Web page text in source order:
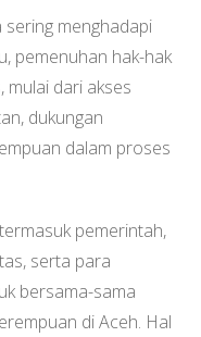
menghadapi
pemenuhan hak-hak
dari akses
dukungan
dalam proses
pemerintah,
serta para
bersama-sama
di Aceh. Hal